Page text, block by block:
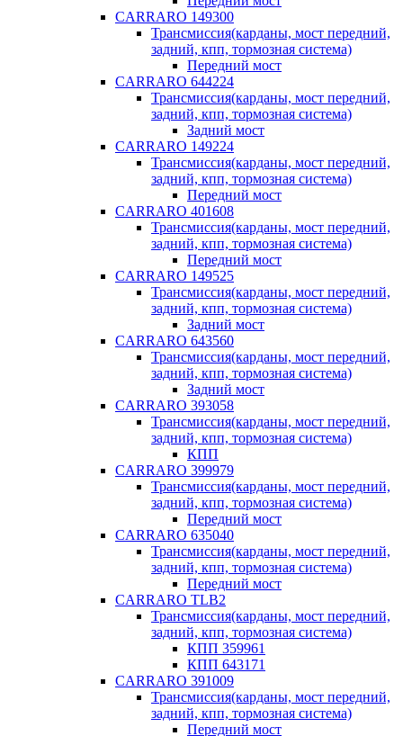
CARRARO 149300
Трансмиссия(карданы, мост передний,
задний, кпп, тормозная система)
Передний мост
CARRARO 644224
Трансмиссия(карданы, мост передний,
задний, кпп, тормозная система)
Задний мост
CARRARO 149224
Трансмиссия(карданы, мост передний,
задний, кпп, тормозная система)
Передний мост
CARRARO 401608
Трансмиссия(карданы, мост передний,
задний, кпп, тормозная система)
Передний мост
CARRARO 149525
Трансмиссия(карданы, мост передний,
задний, кпп, тормозная система)
Задний мост
CARRARO 643560
Трансмиссия(карданы, мост передний,
задний, кпп, тормозная система)
Задний мост
CARRARO 393058
Трансмиссия(карданы, мост передний,
задний, кпп, тормозная система)
КПП
CARRARO 399979
Трансмиссия(карданы, мост передний,
задний, кпп, тормозная система)
Передний мост
CARRARO 635040
Трансмиссия(карданы, мост передний,
задний, кпп, тормозная система)
Передний мост
CARRARO TLB2
Трансмиссия(карданы, мост передний,
задний, кпп, тормозная система)
КПП 359961
КПП 643171
CARRARO 391009
Трансмиссия(карданы, мост передний,
задний, кпп, тормозная система)
Передний мост